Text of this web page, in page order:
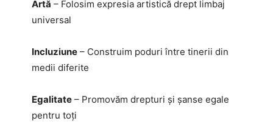
Artă – Folosim expresia artistică drept limbaj
universal
Incluziune – Construim poduri între tinerii din
medii diferite
Egalitate – Promovăm drepturi și șanse egale
pentru toți